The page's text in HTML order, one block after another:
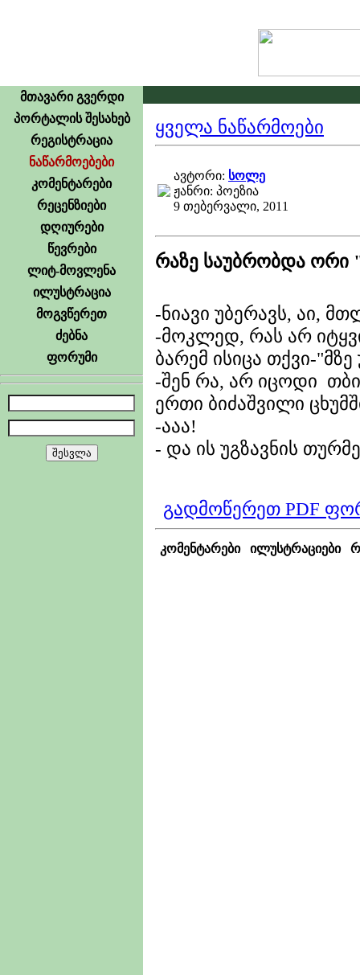
მთავარი გვერდი
პორტალის შესახებ
რეგისტრაცია
ნაწარმოებები
კომენტარები
რეცენზიები
დღიურები
წევრები
ლიტ-მოვლენა
ილუსტრაცია
მოგვწერეთ
ძებნა
ფორუმი
ყველა ნაწარმოები
ავტორი: სოლე
ჟანრი: პოეზია
9 თებერვალი, 2011
რაზე საუბრობდა
-ნიავი უბერავს, აი,
-მოკლედ, რას არ
ბარემ ისიცა თქვი-
-შენ რა, არ იცოდი
ერთი ბიძაშვილი
-ააა!
- და ის უგზავნის
გადმოწერეთ PDF
კომენტარები ილუსტრაციები